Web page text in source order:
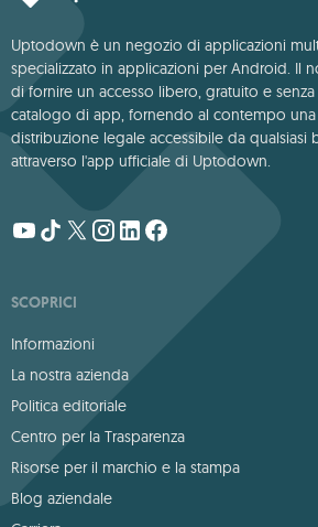
Uptodown è un negozio di applicazioni
specializzato in applicazioni per Android. Il
di fornire un accesso libero, gratuito e
catalogo di app, fornendo al contempo
distribuzione legale accessibile da qualsiasi
attraverso l'app ufficiale di Uptodown.
SCOPRICI
Informazioni
La nostra azienda
Politica editoriale
Centro per la Trasparenza
Risorse per il marchio e la stampa
Blog aziendale